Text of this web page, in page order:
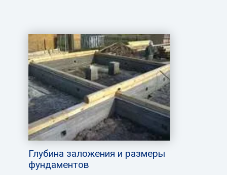
Глубина заложения и размеры
фундаментов